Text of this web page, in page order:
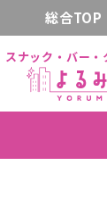
総合TOP
スナック・バー